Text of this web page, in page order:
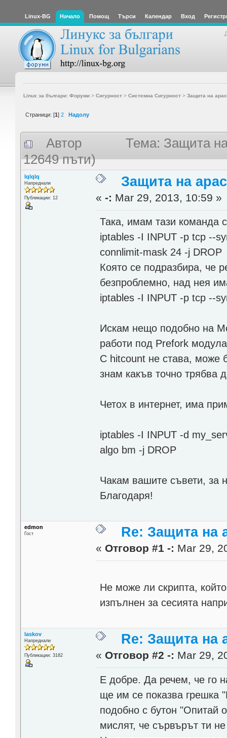
Linux-BG Начало Помощ Търси Календар Вход
Linux за българи: Форуми> Сигурност> Системна Сигурност> Защита на
Страници: [1] 2 Надолу
Автор
Тема: Защита
12649 пъти)
lqlqlq
Напреднали
Публикации: 12
Защита на
«-: Mar 29, 2013, 10:59 »
Така, имам тази команда
iptables -I INPUT -p tcp --
connlimit-mask 24 -j DROP
Която се подразбира, че
безпроблемно, над нея
iptables -I INPUT -p tcp --
Искам нещо подобно на
работи под Prefork
С hitcount не става, може
знам какъв точно трябва
Четох в интернет, има
iptables -I INPUT -d
algo bm -j DROP
Чакам вашите съвети, за
Благодаря!
edmon
Гост Re: Защита на
« Отговор #1 -: Mar 29,
Не може ли скрипта,
изпълнен за сесията
laskov
Напреднали
Публикации: 3182
Re: Защита на
« Отговор #2 -: Mar 29,
Е добре. Да речем, че го
ще им се показва грешка
подобно с бутон "Опитай
мислят, че сървърът ти